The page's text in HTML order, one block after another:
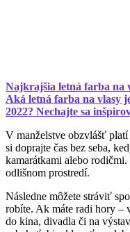
Najkrajšia letná farba na
Aká letná farba na vlasy
2022? Nechajte sa
V manželstve obzvlášť
si doprajte čas bez seba,
kamarátkami alebo
odlišnom prostredí.
Následne môžete stráviť
robíte. Ak máte radi hory –
do kina, divadla či na